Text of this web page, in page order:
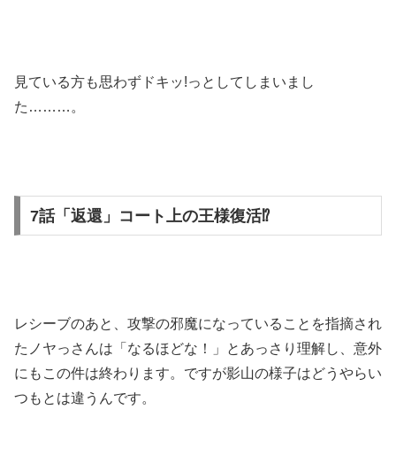
見ている方も思わずドキッ!っとしてしまいまし
た………。
7話「返還」コート上の王様復活⁉
レシーブのあと、攻撃の邪魔になっていることを指摘され
たノヤっさんは「なるほどな！」とあっさり理解し、意外
にもこの件は終わります。ですが影山の様子はどうやらい
つもとは違うんです。